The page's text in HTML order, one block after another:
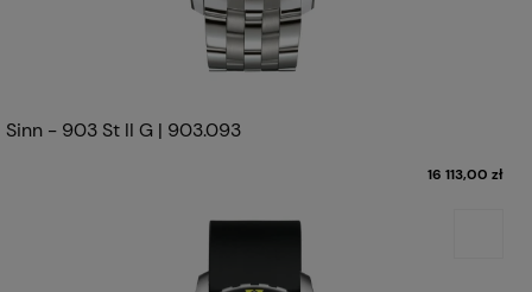
Sinn - 903 St II G | 903.093
16 113,00 zł